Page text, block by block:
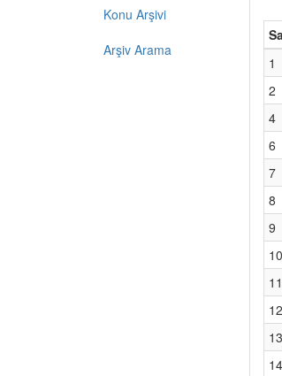
Konu Arşivi
Arşiv Arama
1
2
4
6
7
8
9
10
11
12
13
14